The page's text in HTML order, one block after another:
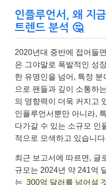
인플루언서, 왜 지
트렌드 분석 🤔
2020년대 중반에 접어들
은 그야말로 폭발적인 성
한 유명인을 넘어, 특정
으로 팬들과 깊이 소통하
의 영향력이 더욱 커지고
인플루언서뿐만 아니라,
다가갈 수 있는 소규모 인
적으로 모색하고 있습니다.
최근 보고서에 따르면, 글
규모는 2024년 약 241억
는 300억 달러를 넘어설